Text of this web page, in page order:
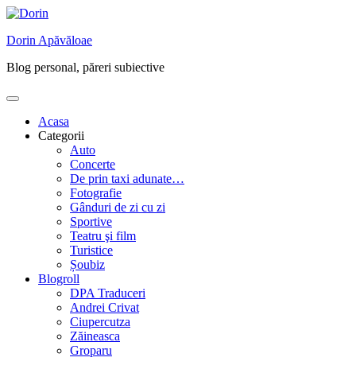
Skip
content
Dorin Apăvăloae
Blog personal, păreri subiective
Acasa
Categorii
Auto
Concerte
De prin taxi adunate…
Fotografie
Gânduri de zi cu zi
Sportive
Teatru şi film
Turistice
Șoubiz
Blogroll
DPA Traduceri
Andrei Crivat
Ciupercutza
Zăineasca
Groparu